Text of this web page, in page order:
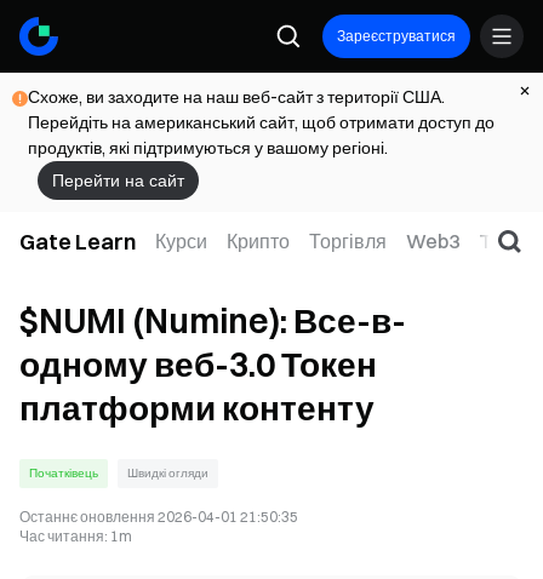
Зареєструватися
Схоже, ви заходите на наш веб-сайт з території США.
Перейдіть на американський сайт, щоб отримати доступ до
продуктів, які підтримуються у вашому регіоні.
Перейти на сайт
Gate Learn Курси Крипто Торгівля Web3 TradFi
$NUMI (Numine): Все-в-
одному веб-3.0 Токен
платформи контенту
Початківець Швидкі огляди
Останнє оновлення 2026-04-01 21:50:35
Час читання: 1m